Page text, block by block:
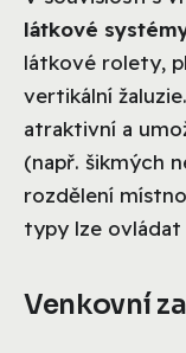
látkové
látkové rolety,
vertikální
atraktivní a
(např. šikmých
rozdělení
typy lze
Venkovní